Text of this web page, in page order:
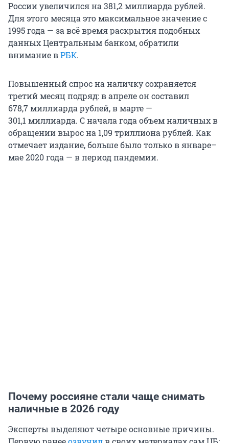
России увеличился на 381,2 миллиарда рублей.
Для этого месяца это максимальное значение с
1995 года — за всё время раскрытия подобных
данных Центральным банком, обратили
внимание вРБК.
Повышенный спрос на наличку сохраняется
третий месяц подряд: в апреле он составил
678,7 миллиарда рублей, в марте —
301,1 миллиарда. С начала года объем наличных в
обращении вырос на 1,09 триллиона рублей. Как
отмечает издание, больше было только в январе–
мае 2020 года — в период пандемии.
Почему россияне стали чаще снимать
наличные в 2026 году
Эксперты выделяют четыре основные причины.